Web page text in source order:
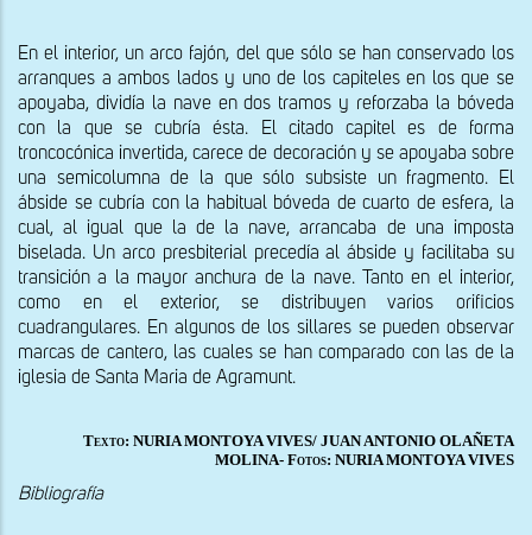
En el interior, un arco fajón, del que sólo se han conservado los
arranques a ambos lados y uno de los capiteles en los que se
apoyaba, dividía la nave en dos tramos y reforzaba la bóveda
con la que se cubría ésta. El citado capitel es de forma
troncocónica invertida, carece de decoración y se apoyaba sobre
una semicolumna de la que sólo subsiste un fragmento. El
ábside se cubría con la habitual bóveda de cuarto de esfera, la
cual, al igual que la de la nave, arrancaba de una imposta
biselada. Un arco presbiterial precedía al ábside y facilitaba su
transición a la mayor anchura de la nave. Tanto en el interior,
como en el exterior, se distribuyen varios orificios
cuadrangulares. En algunos de los sillares se pueden observar
marcas de cantero, las cuales se han comparado con las de la
iglesia de Santa Maria de Agramunt.
Texto: NURIA MONTOYA VIVES/ JUAN ANTONIO OLAÑETA
MOLINA- Fotos: NURIA MONTOYA VIVES
Bibliografía